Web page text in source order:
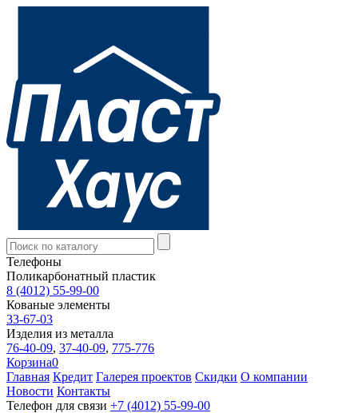
Телефоны
Поликарбонатный пластик
8 (4012) 55-99-00
Кованые элементы
33-67-03
Изделия из металла
76-40-09, 37-40-09, 775-776
Корзина0
Главная Кредит Галерея проектов Скидки О компании
Новости Контакты
Телефон для связи +7 (4012) 55-99-00